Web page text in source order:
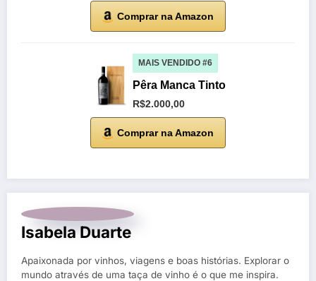
Comprar na Amazon
MAIS VENDIDO #6
Pêra Manca Tinto
R$2.000,00
Comprar na Amazon
Isabela Duarte
Apaixonada por vinhos, viagens e boas histórias. Explorar o
mundo através de uma taça de vinho é o que me inspira.